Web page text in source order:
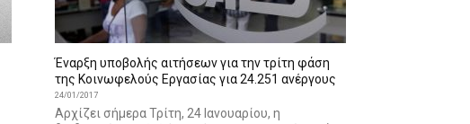
Έναρξη υποβολής αιτήσεων για την τρίτη φάση
της Κοινωφελούς Εργασίας για 24.251 ανέργους
24/01/2017
Αρχίζει σήμερα Τρίτη, 24 Ιανουαρίου, η